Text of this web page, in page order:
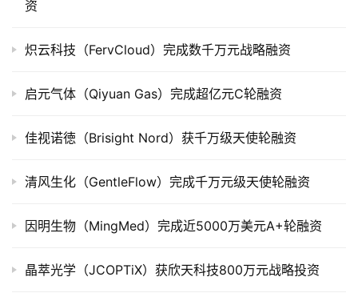
组
公
上
投
据
创
资
炽云科技（FervCloud）完成数千万元战略融资
启元气体（Qiyuan Gas）完成超亿元C轮融资
佳视诺徳（Brisight Nord）获千万级天使轮融资
清风生化（GentleFlow）完成千万元级天使轮融资
因明生物（MingMed）完成近5000万美元A+轮融资
晶萃光学（JCOPTiX）获欣天科技800万元战略投资